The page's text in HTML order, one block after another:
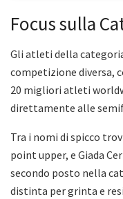
Focus sulla
Gli atleti della
competizione diversa,
20 migliori atleti
direttamente alle
Tra i nomi di spicco
point upper, e Giada
secondo posto nella
distinta per grinta e